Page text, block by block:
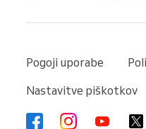
Pogoji uporabe
Nastavitve piškotkov